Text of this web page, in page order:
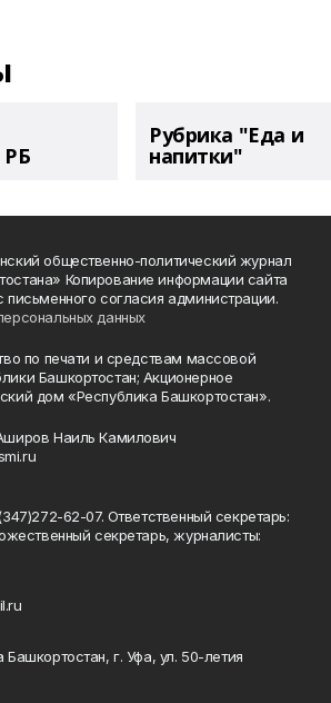
РБ
Рубрика "Еда и
напитки"
общественно-политический журнал
Копирование информации сайта
письменного согласия администрации.
данных
по печати и средствам массовой
Башкортостан; Акционерное
дом «Республика Башкортостан».
Наиль Камилович
62-07. Ответственный секретарь:
секретарь, журналисты:
г. Уфа, ул. 50-летия